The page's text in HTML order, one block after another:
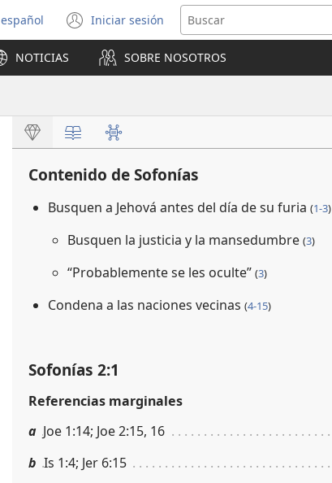
Seleccionar
idioma
español Iniciar sesión
(abre
una
nueva
ventana)
NOTICIAS SOBRE NOSOTROS
Contenido de Sofonías
Busquen a Jehová antes del día de su furia (1-3)
Busquen la justicia y la mansedumbre (3)
“Probablemente se les oculte” (3)
Condena a las naciones vecinas (4-15)
Sofonías 2:1
Referencias marginales
a Joe 1:14; Joe 2:15, 16
b Is 1:4; Jer 6:15